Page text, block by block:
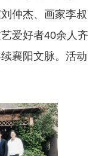
仲杰、画家李叔
爱好者40余人齐
襄阳文脉。活动